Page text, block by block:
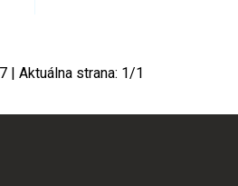
| Aktuálna strana: 1/1